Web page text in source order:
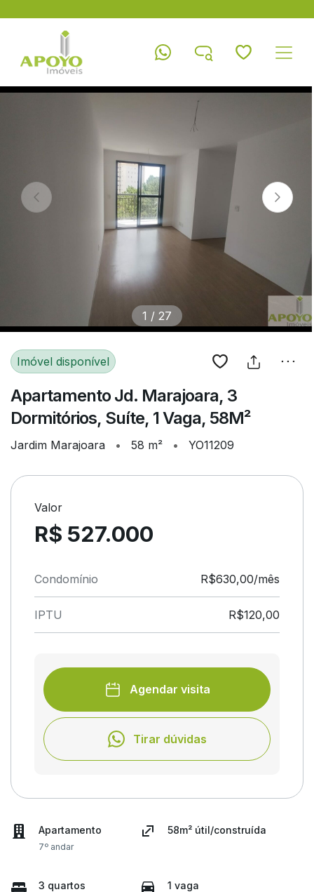
1 / 27
Imóvel disponível
Apartamento Jd. Marajoara, 3
Dormitórios, Suíte, 1 Vaga, 58M²
Jardim Marajoara • 58 m² • YO11209
Valor
R$ 527.000
Condomínio R$630,00/mês
IPTU R$120,00
Agendar visita
Tirar dúvidas
Apartamento
7º andar
58m² útil/construída
3 quartos 1 vaga